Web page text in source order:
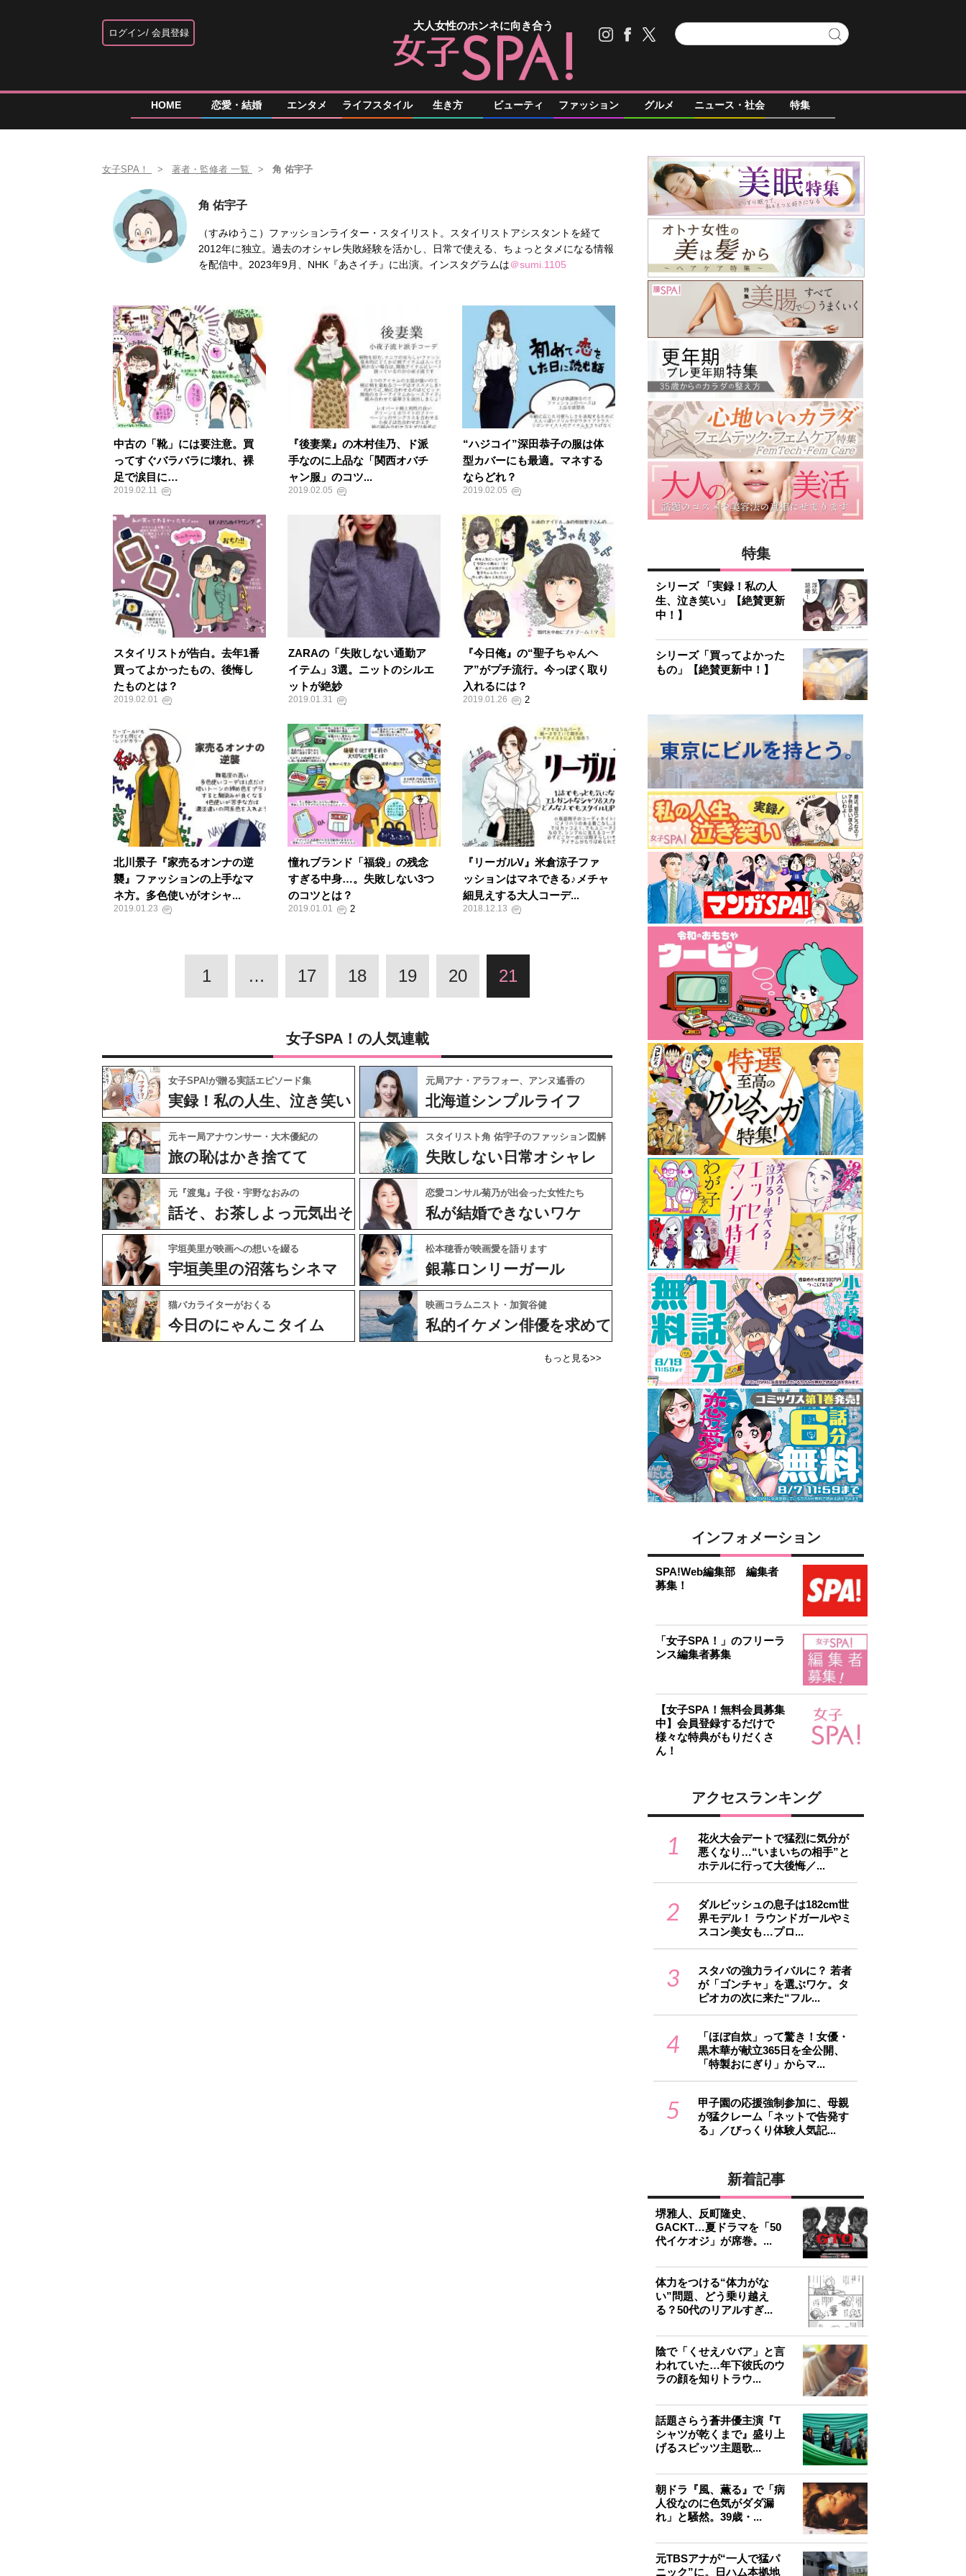
ログイン 会員登録
大人女性のホンネに向き合う
HOME 恋愛・結婚 エンタメ ライフスタイル 生き方 ビューティ ファッション グルメ ニュース・社会 特集
女子SPA！ 著者・監修者 一覧 角 佑宇子
角 佑宇子
（すみゆうこ）ファッションライター・スタイリスト。スタイリストアシスタントを経て
2012年に独立。過去のオシャレ失敗経験を活かし、日常で使える、ちょっとタメになる情報
を配信中。2023年9月、NHK『あさイチ』に出演。インスタグラムは＠sumi.1105
中古の「靴」には要注意。買
ってすぐバラバラに壊れ、裸
足で涙目に…
2019.02.11
​​『後妻業​​』の木村佳乃、ド派
手なのに上品な「関西オバチ
ャン服」のコツ...
2019.02.05
“ハジコイ”深田恭子の服は体
型カバーにも最適。マネする
ならどれ？
2019.02.05
スタイリストが告白。去年1番
買ってよかったもの、後悔し
たものとは？
2019.02.01
ZARAの「失敗しない通勤ア
イテム」3選。ニットのシルエ
ットが絶妙
2019.01.31
『今日俺』の“聖子ちゃんヘ
ア”がプチ流行。今っぽく取り
入れるには？
2019.01.26
北川景子『家売るオンナの逆
襲』ファッションの上手なマ
ネ方。多色使いがオシャ...
2019.01.23
憧れブランド「福袋」の残念
すぎる中身…。失敗しない3つ
のコツとは？
2019.01.01
『リーガルV』米倉涼子ファ
ッションはマネできる♪メチャ
細見えする大人コーデ...
2018.12.13
1 … 17 18 19 20 21
女子SPA！の人気連載
女子SPA!が贈る実話エピソード集
実録！私の人生、泣き笑い
元局アナ・アラフォー、アンヌ遙香の
北海道シンプルライフ
元キー局アナウンサー・大木優紀の
旅の恥はかき捨てて
スタイリスト角 佑宇子のファッション図解
失敗しない日常オシャレ
元『渡鬼』子役・宇野なおみの
話そ、お茶しよっ元気出そ
恋愛コンサル菊乃が出会った女性たち
私が結婚できないワケ
宇垣美里が映画への想いを綴る
宇垣美里の沼落ちシネマ
松本穂香が映画愛を語ります
銀幕ロンリーガール
猫バカライターがおくる
今日のにゃんこタイム
映画コラムニスト・加賀谷健
私的イケメン俳優を求めて
もっと見る>>
特集
シリーズ 「実録！私の人
生、泣き笑い」【絶賛更新
中！】
シリーズ「買ってよかった
もの」【絶賛更新中！】
インフォメーション
SPA!Web編集部 編集者
募集！
「女子SPA！」のフリーラ
ンス編集者募集
【女子SPA！無料会員募集
中】会員登録するだけで
様々な特典がもりだくさ
ん！
アクセスランキング
1
花火大会デートで猛烈に気分が
悪くなり…“いまいちの相手”と
ホテルに行って大後悔／...
2
ダルビッシュの息子は182cm世
界モデル！ ラウンドガールやミ
スコン美女も…プロ...
3
スタバの強力ライバルに？ 若者
が「ゴンチャ」を選ぶワケ。タ
ピオカの次に来た“フル...
4
「ほぼ自炊」って驚き！女優・
黒木華が献立365日を全公開、
「特製おにぎり」からマ...
5
甲子園の応援強制参加に、母親
が猛クレーム「ネットで告発す
る」／びっくり体験人気記...
新着記事
堺雅人、反町隆史、
GACKT…夏ドラマを「50
代イケオジ」が席巻。...
体力をつける“体力がな
い”問題、どう乗り越え
る？50代のリアルすぎ...
陰で「くせえババア」と言
われていた…年下彼氏のウ
ラの顔を知りトラウ...
話題さらう蒼井優主演『T
シャツが乾くまで』盛り上
げるスピッツ主題歌...
朝ドラ『風、薫る』で「病
人役なのに色気がダダ漏
れ」と騒然。39歳・...
元TBSアナが“一人で猛パ
ニック”に。日ハム本拠地